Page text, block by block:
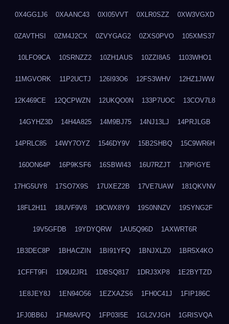
0X4GG1J6 0XAANC43 0XI05VVT 0XLR0SZZ 0XW3VGXD
0ZAVTHSI 0ZM4J2CX 0ZVYGAG2 0ZXS0PVO 105XMS37
10LFO9CA 10SRNZZ2 10ZH1AUS 10ZZI8A5 1103WHO1
11MGVORK 11P2UCTJ 126I93O6 12FS3WHV 12HZ1JWW
12K469CE 12QCPWZN 12UKQO0N 133P7UOC 13COV7L8
14GYHZ3D 14H4A825 14M9BJ75 14NJ13LJ 14PRJLGB
14PRLC85 14WY7OYZ 1546DY9V 15B2SHBQ 15C9WR6H
160ON64P 16P9KSF6 16SBWI43 16U7RZJT 179PIGYE
17HG5UY8 17SO7X9S 17UXEZ2B 17VE7UAW 181QKVNV
18FL2H11 18UVF9V8 19CWX8Y9 19S0NNZV 19SYNG2F
19V5GFDB 19YDYQRW 1AU5Q96D 1AXWRT6R
1B3DEC8P 1BHACZIN 1BI91YFQ 1BNJXLZ0 1BR5X4KO
1CFFT9FI 1D9U2JR1 1DBSQ817 1DRJ3XP8 1E2BYTZD
1E8JEY8J 1EN94O56 1EZXAZS6 1FH0C41J 1FIP186C
1FJ0BB6J 1FM8AVFQ 1FP03I5E 1GL2VJGH 1GRISVQA